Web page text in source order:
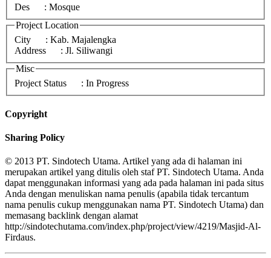
Des
: Mosque
Project Location
City
: Kab. Majalengka
Address
: Jl. Siliwangi
Misc
Project Status
: In Progress
Copyright
Sharing Policy
© 2013 PT. Sindotech Utama. Artikel yang ada di halaman ini
merupakan artikel yang ditulis oleh staf PT. Sindotech Utama. Anda
dapat menggunakan informasi yang ada pada halaman ini pada situs
Anda dengan menuliskan nama penulis (apabila tidak tercantum
nama penulis cukup menggunakan nama PT. Sindotech Utama) dan
memasang backlink dengan alamat
http://sindotechutama.com/index.php/project/view/4219/Masjid-Al-
Firdaus.